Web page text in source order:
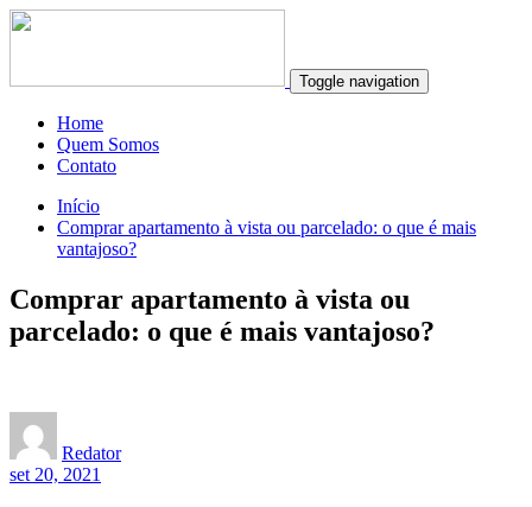
Toggle navigation
Home
Quem Somos
Contato
Início
Comprar apartamento à vista ou parcelado: o que é mais
vantajoso?
Comprar apartamento à vista ou
parcelado: o que é mais vantajoso?
Redator
set 20, 2021